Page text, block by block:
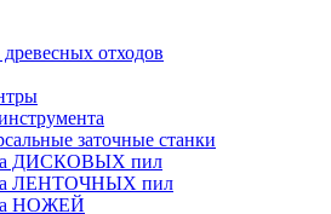
отходов
заточные станки
ДИСКОВЫХ пил
ЛЕНТОЧНЫХ пил
НОЖЕЙ